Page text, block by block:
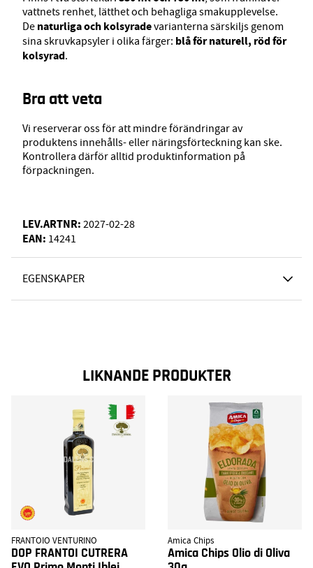
vattnets renhet, lätthet och behagliga smakupplevelse.
De naturliga och kolsyradevarianterna särskiljs genom
sina skruvkapsyler i olika färger: blå för naturell, röd för
kolsyrad.
Bra att veta
Vi reserverar oss för att mindre förändringar av
produktens innehålls- eller näringsförteckning kan ske.
Kontrollera därför alltid produktinformation på
förpackningen.
LEV.ARTNR: 2027-02-28
EAN: 14241
EGENSKAPER
LIKNANDE PRODUKTER
FRANTOIO VENTURINO
DOP FRANTOI CUTRERA
Amica Chips
Amica Chips Olio di Oliva